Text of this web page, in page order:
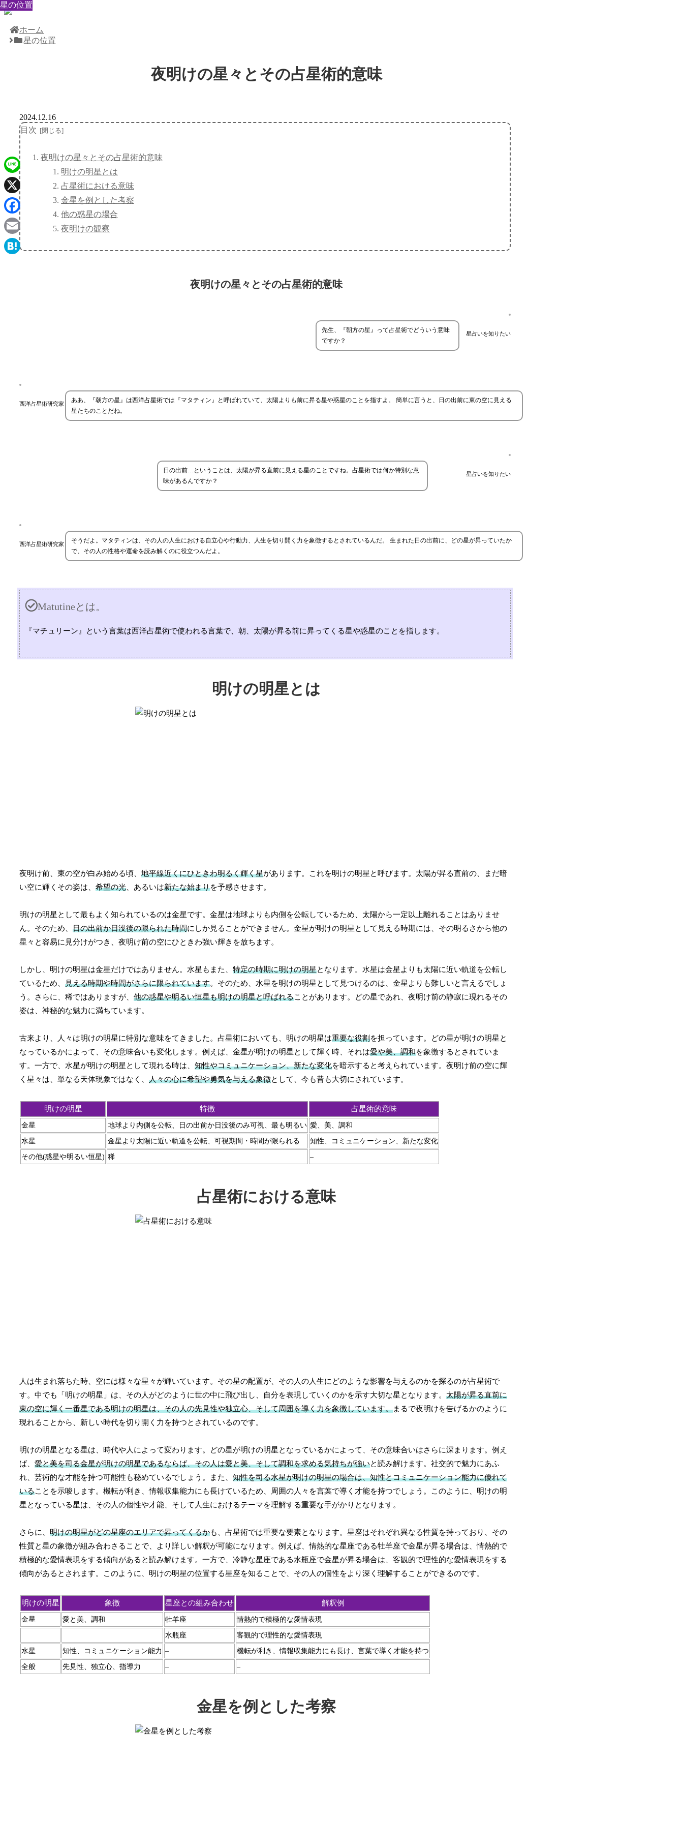
ホーム
星の位置
夜明けの星々とその占星術的意味
星の位置
2024.12.16
目次
夜明けの星々とその占星術的意味
明けの明星とは
占星術における意味
金星を例とした考察
他の惑星の場合
夜明けの観察
夜明けの星々とその占星術的意味
星占いを知りたい
先生、『朝方の星』って占星術でどういう意味
ですか？
西洋占星術研究家
ああ、『朝方の星』は西洋占星術では『マタティン』と呼ばれていて、太陽よりも前に昇る星や惑星のことを指すよ。 簡単に言うと、日の出前に東の空に見える
星たちのことだね。
星占いを知りたい
日の出前…ということは、太陽が昇る直前に見える星のことですね。占星術では何か特別な意
味があるんですか？
西洋占星術研究家
そうだよ。マタティンは、その人の人生における自立心や行動力、人生を切り開く力を象徴するとされているんだ。 生まれた日の出前に、どの星が昇っていたか
で、その人の性格や運命を読み解くのに役立つんだよ。
Matutineとは。
『マチュリーン』という言葉は西洋占星術で使われる言葉で、朝、太陽が昇る前に昇ってくる星や惑星のことを指します。
明けの明星とは
夜明け前、東の空が白み始める頃、 地平線近くにひときわ明るく輝く星があります。これを明けの明星と呼びます。太陽が昇る直前の、まだ暗
い空に輝くその姿は、 希望の光 、あるいは新たな始まりを予感させます。
明けの明星として最もよく知られているのは金星です。金星は地球よりも内側を公転しているため、太陽から一定以上離れることはありませ
ん。そのため、 日の出前か日没後の限られた時間にしか見ることができません。金星が明けの明星として見える時期には、その明るさから他の
星々と容易に見分けがつき、夜明け前の空にひときわ強い輝きを放ちます。
しかし、明けの明星は金星だけではありません。水星もまた、 特定の時期に明けの明星となります。水星は金星よりも太陽に近い軌道を公転し
ているため、 見える時期や時間がさらに限られています。そのため、水星を明けの明星として見つけるのは、金星よりも難しいと言えるでしょ
う。さらに、稀ではありますが、 他の惑星や明るい恒星も明けの明星と呼ばれることがあります。どの星であれ、夜明け前の静寂に現れるその
姿は、神秘的な魅力に満ちています。
古来より、人々は明けの明星に特別な意味をてきました。占星術においても、明けの明星は重要な役割を担っています。どの星が明けの明星と
なっているかによって、その意味合いも変化します。例えば、金星が明けの明星として輝く時、それは愛や美、調和を象徴するとされていま
す。一方で、水星が明けの明星として現れる時は、 知性やコミュニケーション、新たな変化を暗示すると考えられています。夜明け前の空に輝
く星々は、単なる天体現象ではなく、 人々の心に希望や勇気を与える象徴として、今も昔も大切にされています。
明けの明星 特徴 占星術的意味
金星 地球より内側を公転、日の出前か日没後のみ可視、最も明るい 愛、美、調和
水星 金星より太陽に近い軌道を公転、可視期間・時間が限られる 知性、コミュニケーション、新たな変化
その他(惑星や明るい恒星) 稀 –
占星術における意味
人は生まれ落ちた時、空には様々な星々が輝いています。その星の配置が、その人の人生にどのような影響を与えるのかを探るのが占星術で
す。中でも「明けの明星」は、その人がどのように世の中に飛び出し、自分を表現していくのかを示す大切な星となります。 太陽が昇る直前に
東の空に輝く一番星である明けの明星は、その人の先見性や独立心、そして周囲を導く力を象徴しています。まるで夜明けを告げるかのように
現れることから、新しい時代を切り開く力を持つとされているのです。
明けの明星となる星は、時代や人によって変わります。どの星が明けの明星となっているかによって、その意味合いはさらに深まります。例え
ば、 愛と美を司る金星が明けの明星であるならば、その人は愛と美、そして調和を求める気持ちが強いと読み解けます。社交的で魅力にあふ
れ、芸術的な才能を持つ可能性も秘めているでしょう。また、 知性を司る水星が明けの明星の場合は、知性とコミュニケーション能力に優れて
いることを示唆します。機転が利き、情報収集能力にも長けているため、周囲の人々を言葉で導く才能を持つでしょう。このように、明けの明
星となっている星は、その人の個性や才能、そして人生におけるテーマを理解する重要な手がかりとなります。
さらに、 明けの明星がどの星座のエリアで昇ってくるかも、占星術では重要な要素となります。星座はそれぞれ異なる性質を持っており、その
性質と星の象徴が組み合わさることで、より詳しい解釈が可能になります。例えば、情熱的な星座である牡羊座で金星が昇る場合は、情熱的で
積極的な愛情表現をする傾向があると読み解けます。一方で、冷静な星座である水瓶座で金星が昇る場合は、客観的で理性的な愛情表現をする
傾向があるとされます。このように、明けの明星の位置する星座を知ることで、その人の個性をより深く理解することができるのです。
明けの明星 象徴 星座との組み合わせ 解釈例
金星 愛と美、調和 牡羊座 情熱的で積極的な愛情表現
水瓶座 客観的で理性的な愛情表現
水星 知性、コミュニケーション能力 – 機転が利き、情報収集能力にも長け、言葉で導く才能を持つ
全般 先見性、独立心、指導力 – –
金星を例とした考察
星の位置
星の位置
星の位置
星の位置
星の位置
星の位置
星の位置
星の位置
Line
X
Facebook
Email